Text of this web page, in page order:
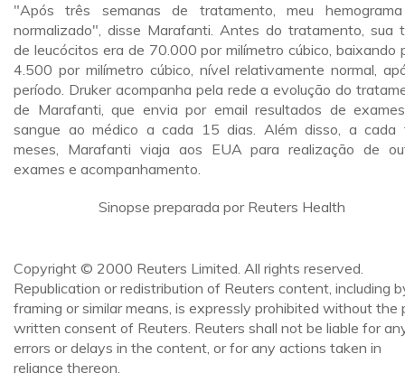
"Após três semanas de tratamento, meu
normalizado", disse Marafanti. Antes do tratamento, sua
de leucócitos era de 70.000 por milímetro cúbico, baixando
4.500 por milímetro cúbico, nível relativamente normal,
período. Druker acompanha pela rede a evolução do
de Marafanti, que envia por email resultados de
sangue ao médico a cada 15 dias. Além disso, a cada
meses, Marafanti viaja aos EUA para realização de
exames e acompanhamento.
Sinopse preparada por Reuters Health
Copyright © 2000 Reuters Limited. All rights reserved.
Republication or redistribution of Reuters content, including
framing or similar means, is expressly prohibited without the
written consent of Reuters. Reuters shall not be liable for
errors or delays in the content, or for any actions taken in
reliance thereon.